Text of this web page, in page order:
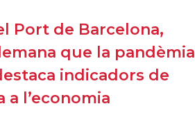
Port de Barcelona,
que la pandèmia
indicadors de
l’economia